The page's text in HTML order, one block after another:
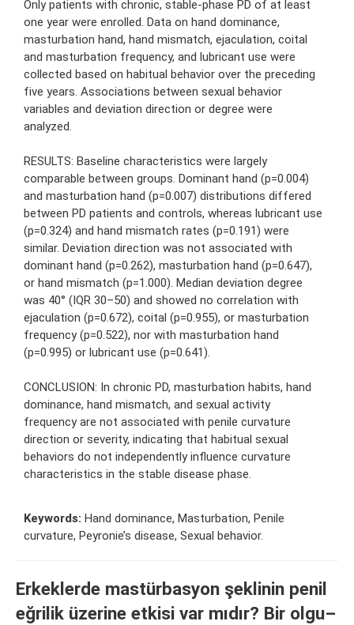
Only patients with chronic, stable-phase PD of at least
one year were enrolled. Data on hand dominance,
masturbation hand, hand mismatch, ejaculation, coital
and masturbation frequency, and lubricant use were
collected based on habitual behavior over the preceding
five years. Associations between sexual behavior
variables and deviation direction or degree were
analyzed.
RESULTS: Baseline characteristics were largely
comparable between groups. Dominant hand (p=0.004)
and masturbation hand (p=0.007) distributions differed
between PD patients and controls, whereas lubricant use
(p=0.324) and hand mismatch rates (p=0.191) were
similar. Deviation direction was not associated with
dominant hand (p=0.262), masturbation hand (p=0.647),
or hand mismatch (p=1.000). Median deviation degree
was 40° (IQR 30–50) and showed no correlation with
ejaculation (p=0.672), coital (p=0.955), or masturbation
frequency (p=0.522), nor with masturbation hand
(p=0.995) or lubricant use (p=0.641).
CONCLUSION: In chronic PD, masturbation habits, hand
dominance, hand mismatch, and sexual activity
frequency are not associated with penile curvature
direction or severity, indicating that habitual sexual
behaviors do not independently influence curvature
characteristics in the stable disease phase.
Keywords: Hand dominance, Masturbation, Penile
curvature, Peyronie’s disease, Sexual behavior.
Erkeklerde mastürbasyon şeklinin penil
eğrilik üzerine etkisi var mıdır? Bir olgu–